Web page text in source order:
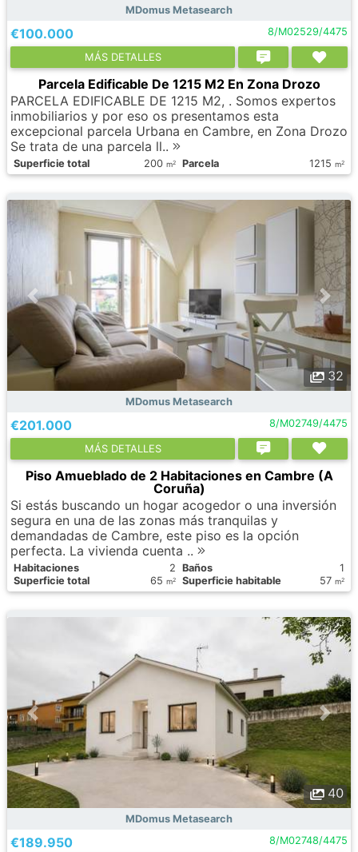
MDomus Metasearch
€100.000 8/M02529/4475
МÁS DETALLES
Parcela Edificable De 1215 M2 En Zona Drozo
PARCELA EDIFICABLE DE 1215 M2, . Somos expertos
inmobiliarios y por eso os presentamos esta
excepcional parcela Urbana en Cambre, en Zona Drozo
Se trata de una parcela ll..
Superficie total 200 m2 Parcela 1215 m2
32
MDomus Metasearch
€201.000 8/M02749/4475
МÁS DETALLES
Piso Amueblado de 2 Habitaciones en Cambre (A
Coruña)
Si estás buscando un hogar acogedor o una inversión
segura en una de las zonas más tranquilas y
demandadas de Cambre, este piso es la opción
perfecta. La vivienda cuenta ..
Habitaciones 2 Baños
1
Superficie total
65 m2 Superficie habitable 57 m2
40
MDomus Metasearch
€189.950 8/M02748/4475